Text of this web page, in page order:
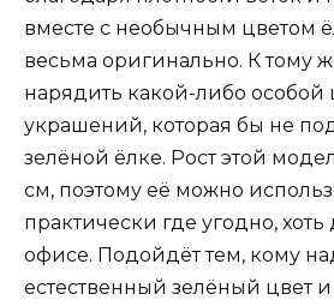
вместе с необычным цветом
весьма оригинально. К тому
нарядить какой-либо особой
украшений, которая бы не
зелёной ёлке. Рост этой
см, поэтому её можно
практически где угодно, хоть
офисе. Подойдёт тем, кому
естественный зелёный цвет и